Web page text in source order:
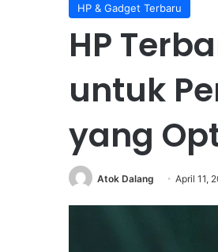
HP & Gadget Terbaru
HP
untuk
yang
Atok Dalang April 11,